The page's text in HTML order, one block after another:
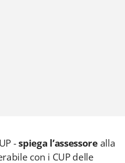
-spiega l’assessorealla
con i CUP delle